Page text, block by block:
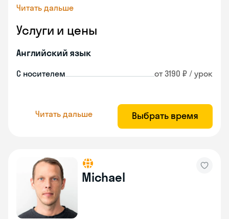
Читать дальше
Услуги и цены
Английский язык
С носителем от 3190 ₽ / урок
Читать дальше Выбрать время
Michael